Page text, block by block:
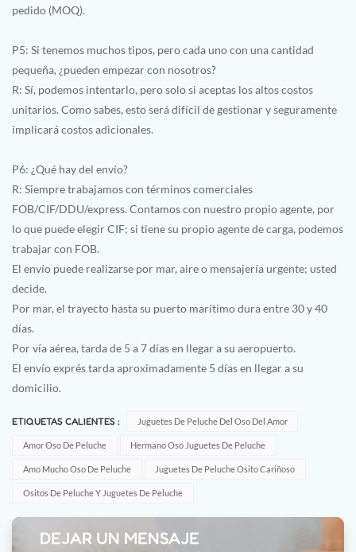
pedido (MOQ).
P5: Si tenemos muchos tipos, pero cada uno con una cantidad
pequeña, ¿pueden empezar con nosotros?
R: Sí, podemos intentarlo, pero solo si aceptas los altos costos
unitarios. Como sabes, esto será difícil de gestionar y seguramente
implicará costos adicionales.
P6: ¿Qué hay del envío?
R: Siempre trabajamos con términos comerciales
FOB/CIF/DDU/express. Contamos con nuestro propio agente, por
lo que puede elegir CIF; si tiene su propio agente de carga, podemos
trabajar con FOB.
El envío puede realizarse por mar, aire o mensajería urgente; usted
decide.
Por mar, el trayecto hasta su puerto marítimo dura entre 30 y 40
días.
Por vía aérea, tarda de 5 a 7 días en llegar a su aeropuerto.
El envío exprés tarda aproximadamente 5 días en llegar a su
domicilio.
ETIQUETAS CALIENTES : Juguetes De Peluche Del Oso Del Amor
Amor Oso De Peluche Hermano Oso Juguetes De Peluche
Amo Mucho Oso De Peluche Juguetes De Peluche Osito Cariñoso
Ositos De Peluche Y Juguetes De Peluche
DEJAR UN MENSAJE